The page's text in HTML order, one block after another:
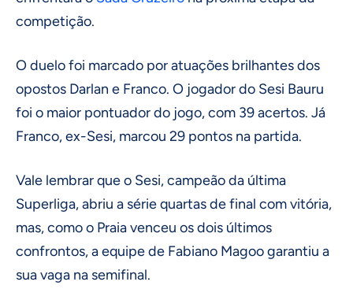
competição.
O duelo foi marcado por atuações brilhantes dos
opostos Darlan e Franco. O jogador do Sesi Bauru
foi o maior pontuador do jogo, com 39 acertos. Já
Franco, ex-Sesi, marcou 29 pontos na partida.
Vale lembrar que o Sesi, campeão da última
Superliga, abriu a série quartas de final com vitória,
mas, como o Praia venceu os dois últimos
confrontos, a equipe de Fabiano Magoo garantiu a
sua vaga na semifinal.